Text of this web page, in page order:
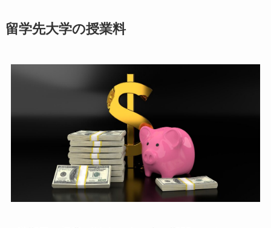
留学先大学の授業料